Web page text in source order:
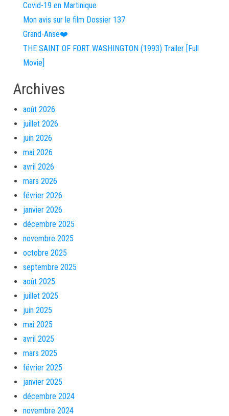
Covid-19 en Martinique
Mon avis sur le film Dossier 137
Grand-Anse❤️
THE SAINT OF FORT WASHINGTON (1993) Trailer [Full
Movie]
Archives
août 2026
juillet 2026
juin 2026
mai 2026
avril 2026
mars 2026
février 2026
janvier 2026
décembre 2025
novembre 2025
octobre 2025
septembre 2025
août 2025
juillet 2025
juin 2025
mai 2025
avril 2025
mars 2025
février 2025
janvier 2025
décembre 2024
novembre 2024